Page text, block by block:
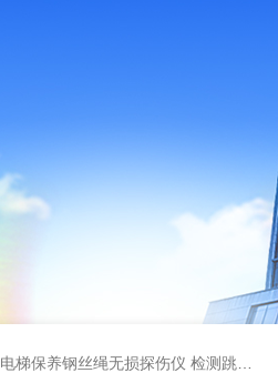
电梯保养钢丝绳无损探伤仪 检测跳丝/断丝